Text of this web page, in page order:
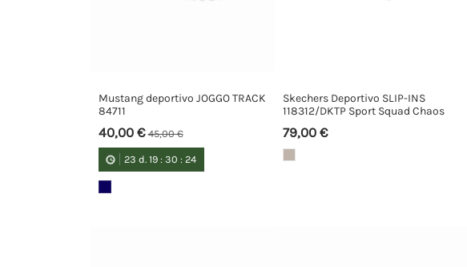
Mustang deportivo JOGGO TRACK
84711
40,00 €45,00 €
23 d. 19 :30 :23
Skechers Deportivo SLIP-INS
118312/DKTP Sport Squad Chaos
79,00 €